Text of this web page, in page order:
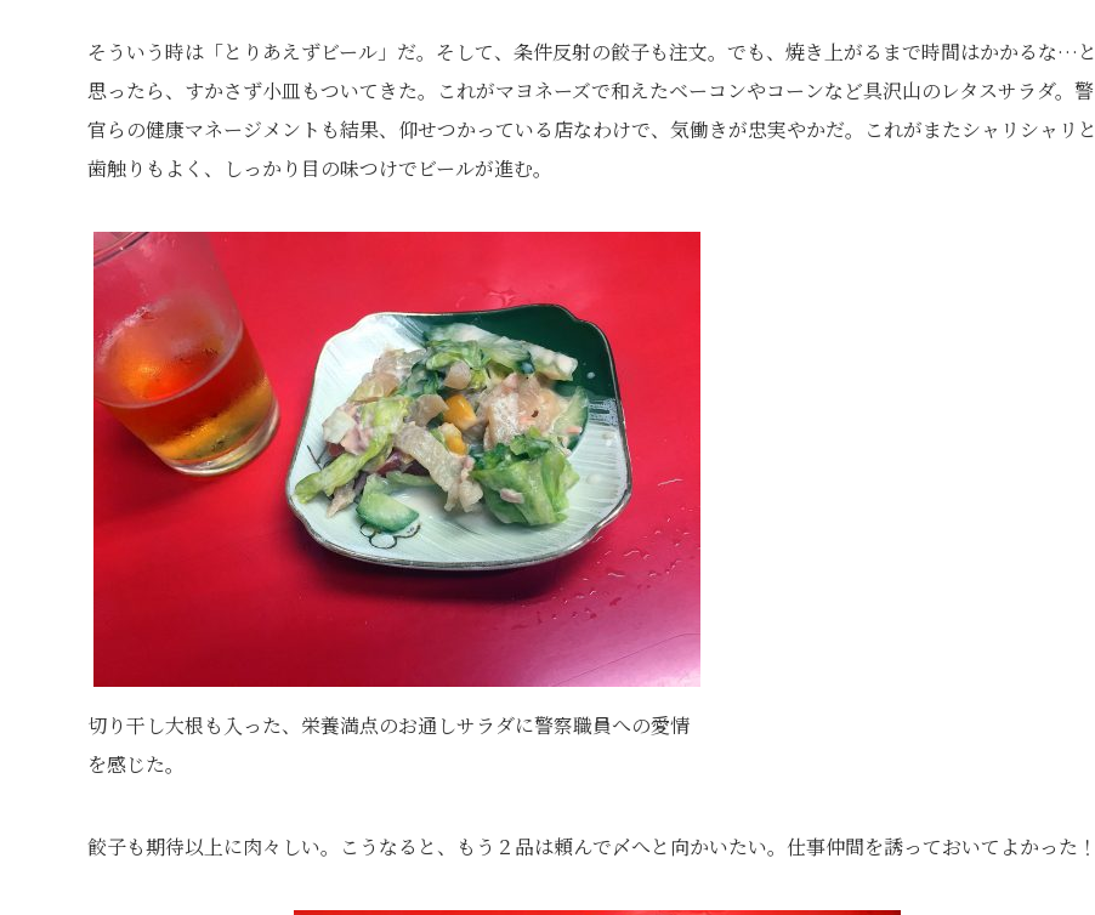
そういう時は「とりあえずビール」だ。そして、条件反射の餃子も注文。でも、焼き上がるまで時間はかかるな…と
思ったら、すかさず小皿もついてきた。これがマヨネーズで和えたベーコンやコーンなど具沢山のレタスサラダ。警
官らの健康マネージメントも結果、仰せつかっている店なわけで、気働きが忠実やかだ。これがまたシャリシャリと
歯触りもよく、しっかり目の味つけでビールが進む。
切り干し大根も入った、栄養満点のお通しサラダに警察職員への愛情
を感じた。
餃子も期待以上に肉々しい。こうなると、もう２品は頼んで〆へと向かいたい。仕事仲間を誘っておいてよかった！